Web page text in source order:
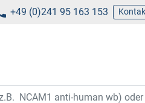
+49 (0)241 95 163 153